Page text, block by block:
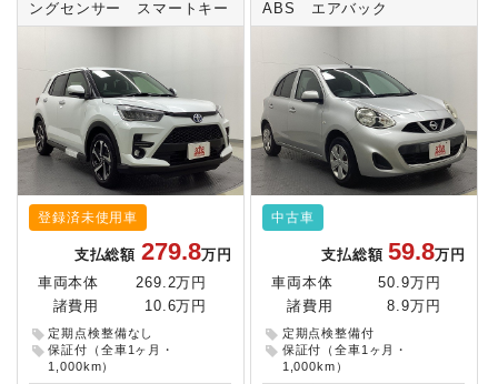
ングセンサー スマートキー
登録済未使用車
支払総額 279.8万円
車両本体
269.2万円
諸費用
10.6万円
定期点検整備なし
保証付（全車1ヶ月・
1,000km）
ABS エアバック
中古車
支払総額59.8万円
車両本体
50.9万円
諸費用
8.9万円
定期点検整備付
保証付（全車1ヶ月・
1,000km）